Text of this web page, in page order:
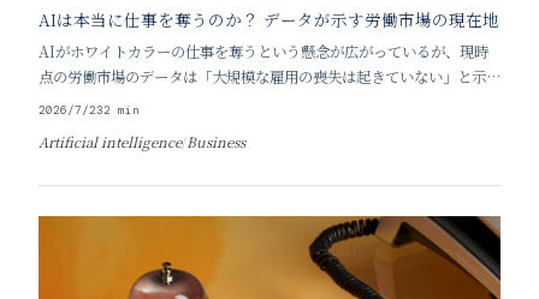
AIは本当に仕事を奪うのか？ データが示す労働市場の現在地
AIがホワイトカラーの仕事を奪うという懸念が広がっているが、現時
点の労働市場のデータは「大規模な雇用の喪失は起きていない」と示し
ている。今後の急激な変化の可能性は否定できないものの、データに基
■ 「AIによる雇用崩壊」はデータで裏付けら
2026/7/232 min
Artificial intelligence/Business